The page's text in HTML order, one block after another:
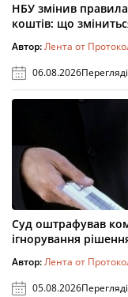
НБУ змінив
коштів: що
Автор:Лента от
06.08.2026
Суд оштрафував
ігнорування
Автор:Лента от
05.08.2026